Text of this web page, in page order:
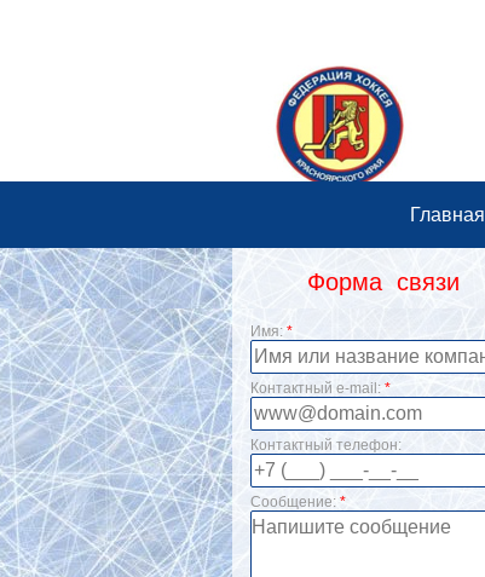
Главная
Форма связи
Имя: *
Контактный e-mail: *
Контактный телефон:
Сообщение: *